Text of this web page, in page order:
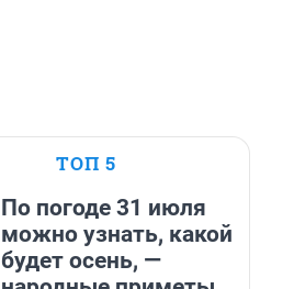
ТОП 5
По погоде 31 июля
можно узнать, какой
будет осень, —